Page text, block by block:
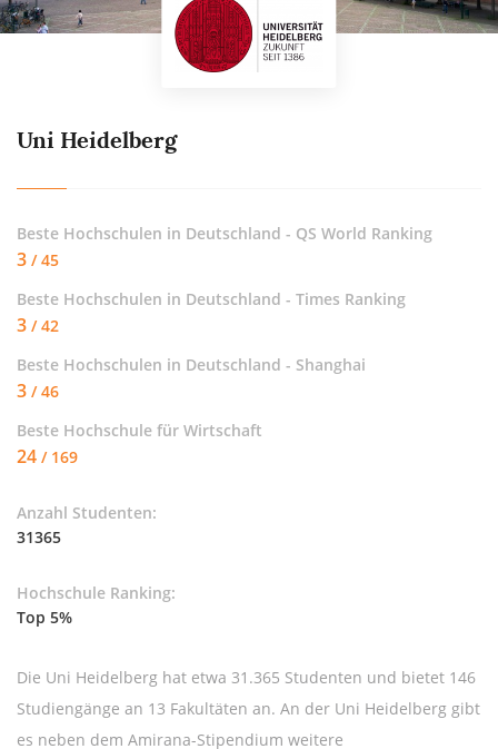
Uni Heidelberg
Beste Hochschulen in Deutschland - QS World Ranking
3 / 45
Beste Hochschulen in Deutschland - Times Ranking
3 / 42
Beste Hochschulen in Deutschland - Shanghai
3 / 46
Beste Hochschule für Wirtschaft
24 / 169
Anzahl Studenten:
31365
Hochschule Ranking:
Top 5%
Die Uni Heidelberg hat etwa 31.365 Studenten und bietet 146
Studiengänge an 13 Fakultäten an. An der Uni Heidelberg gibt
es neben dem Amirana-Stipendium weitere